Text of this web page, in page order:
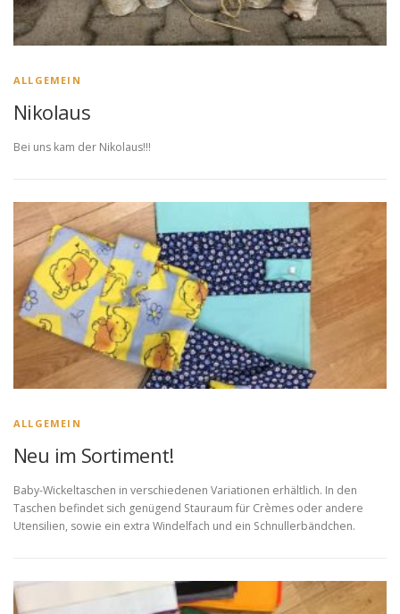
ALLGEMEIN
Nikolaus
Bei uns kam der Nikolaus!!!
ALLGEMEIN
Neu im Sortiment!
Baby-Wickeltaschen in verschiedenen Variationen erhältlich. In den
Taschen befindet sich genügend Stauraum für Crèmes oder andere
Utensilien, sowie ein extra Windelfach und ein Schnullerbändchen.